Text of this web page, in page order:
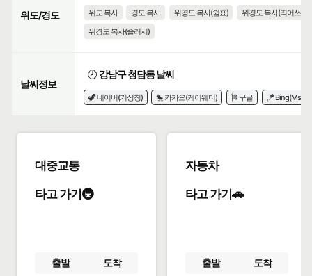
위도/경도 위도 복사 경도 복사 위경도 복사(쉼표)
위경도 복사(띄어쓰기)
위경도 복사(슬러시)
날씨정보
🕗 강남구 청담동 날씨
🦖 네이버(기상청) 🐤 카카오(케이웨더) 🎏 구글 🪁 Bing(Msn)
대중교통
타고 가기🚇
출발 도착
자동차
타고 가기🚗
출발 도착